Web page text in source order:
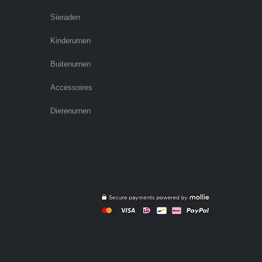
Sieraden
Kinderurnen
Buitenurnen
Accessoires
Dierenurnen